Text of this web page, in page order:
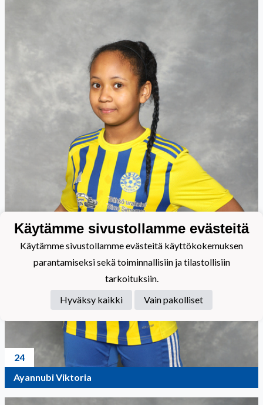
24
Ayannubi Viktoria
Käytämme sivustollamme evästeitä
Käytämme sivustollamme evästeitä käyttökokemuksen
parantamiseksi sekä toiminnallisiin ja tilastollisiin
tarkoituksiin.
Hyväksy kaikki
Vain pakolliset